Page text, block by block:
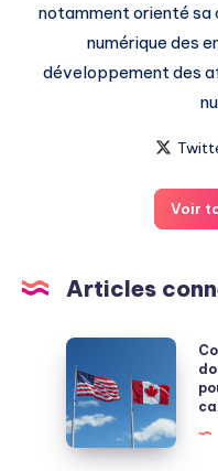
notamment orienté
numérique des
développement des
Voir
Articles
Comment
les
nouveaux
tarifs
douaniers